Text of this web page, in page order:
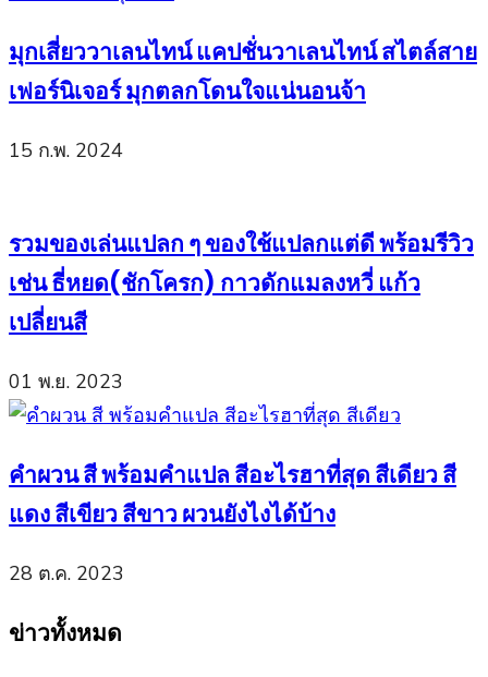
มุกเสี่ยววาเลนไทน์ แคปชั่นวาเลนไทน์ สไตล์สาย
เฟอร์นิเจอร์ มุกตลกโดนใจแน่นอนจ้า
15 ก.พ. 2024
รวมของเล่นแปลก ๆ ของใช้แปลกแต่ดี พร้อมรีวิว
เช่น ธี่หยด(ชักโครก) กาวดักแมลงหวี่ แก้ว
เปลี่ยนสี
01 พ.ย. 2023
คำผวน สี พร้อมคำแปล สีอะไรฮาที่สุด สีเดียว สี
แดง สีเขียว สีขาว ผวนยังไงได้บ้าง
28 ต.ค. 2023
ข่าวทั้งหมด